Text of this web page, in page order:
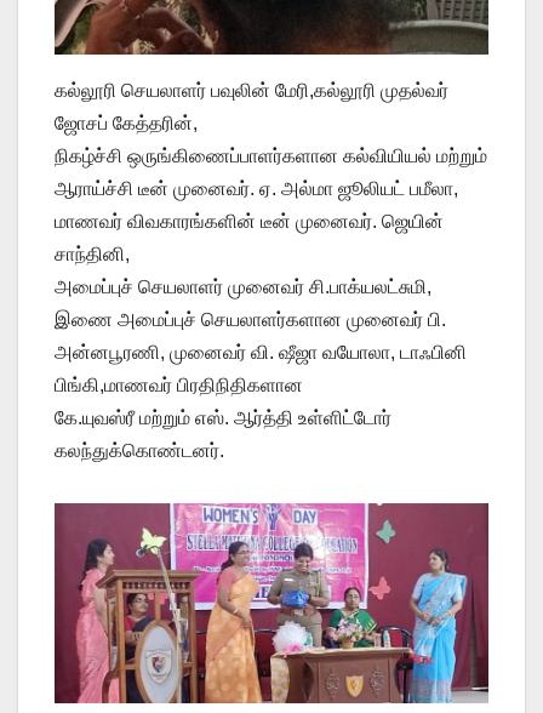
கல்லூரி செயலாளர் பவுலின் மேரி,கல்லூரி முதல்வர்
ஜோசப் கேத்தரின்,
நிகழ்ச்சி ஒருங்கிணைப்பாளர்களான கல்வியியல் மற்றும்
ஆராய்ச்சி டீன் முனைவர். ஏ. அல்மா ஜூலியட் பமீலா,
மாணவர் விவகாரங்களின் டீன் முனைவர். ஜெயின்
சாந்தினி,
அமைப்புச் செயலாளர் முனைவர் சி.பாக்யலட்சுமி,
இணை அமைப்புச் செயலாளர்களான முனைவர் பி.
அன்னபூரணி, முனைவர் வி. ஷீஜா வயோலா, டாஃபினி
பிங்கி,மாணவர் பிரதிநிதிகளான
கே.யுவஸ்ரீ மற்றும் எஸ். ஆர்த்தி உள்ளிட்டோர்
கலந்துக்கொண்டனர்.